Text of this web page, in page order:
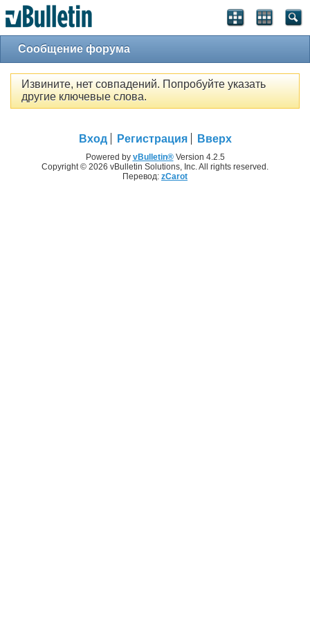
Сообщение форума
Извините, нет совпадений. Попробуйте указать
другие ключевые слова.
Вход Регистрация Вверх
Powered by vBulletin®Version 4.2.5
Copyright © 2026 vBulletin Solutions, Inc. All rights reserved.
Перевод: zCarot